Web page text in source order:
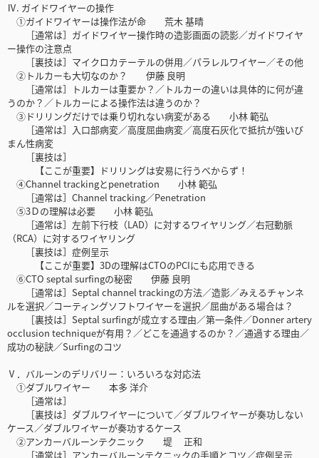
Ⅳ. ガイドワイヤーの操作
①ガイドワイヤーは操作法が命 荒木 基晴
［通常は］ガイドワイヤー操作時の造影画面の読影／ガイドワイヤ
ー操作の注意点
［裏技は］マイクロカテーテルの併用／パラレルワイヤー／その他
②トルカーも大切なのか？ 伊藤 良明
［通常は］トルカーは重要か？／トルカーの違いは具体的に何が違
うのか？／トルカーによる操作法は違うのか？
③ドリリングだけでは乗り切れない病変がある 小林 範弘
［通常は］入口部病変／高度屈曲病変／高度石灰化で抵抗が強いび
まん性病変
［裏技は］
【ここが重要】ドリリングは安易に行うべからず！
④Channel trackingとpenetration 小林 範弘
［通常は］Channel tracking／Penetration
⑤3Ｄの理解は必要 小林 範弘
［通常は］左前下行枝（LAD）に対するワイヤリング／右冠動脈
（RCA）に対するワイヤリング
［裏技は］症例呈示
【ここが重要】3Dの理解はCTOのPCIにも応用できる
⑥CTO septal surfingの秘密 伊藤 良明
［通常は］Septal channel trackingの方法／造影／みえるチャンネ
ルを選択／コーティングソフトワイヤーを選択／屈曲がある場合は？
［裏技は］Septal surfingが成立する理由／第一条件／Donner artery
occlusion techniqueが有用？／どこを通過するのか？／通過する理由／
成功の秘訣／Surfingのコツ
Ⅴ．バルーンのデリバリー：いろいろな対応法
①ダブルワイヤー 本多 洋介
［通常は］
［裏技は］ダブルワイヤーについて／ダブルワイヤーが奏功しない
ケース／ダブルワイヤーが奏功するケース
②アンカーバルーンテクニック 堤 正和
［通常は］アンカーバルーンテクニックの手順とコツ／症例呈示